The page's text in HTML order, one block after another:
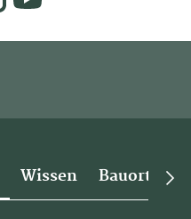
Wissen Bauorte